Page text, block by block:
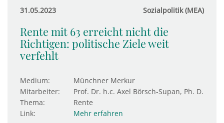
31.05.2023 Sozialpolitik (MEA)
Rente mit 63 erreicht nicht die
Richtigen: politische Ziele weit
verfehlt
Medium:
Münchner Merkur
Mitarbeiter:
Prof. Dr. h.c. Axel Börsch-Supan, Ph. D.
Thema:
Rente
Link:
Mehr erfahren